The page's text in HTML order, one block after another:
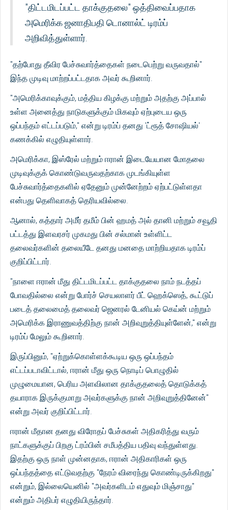
"திட்டமிடப்பட்ட தாக்குதலை" ஒத்திவைப்பதாக
அமெரிக்க ஜனாதிபதி டொனால்ட் டிரம்ப்
அறிவித்துள்ளார்.
"தற்போது தீவிர பேச்சுவார்த்தைகள் நடைபெற்று வருவதால்"
இந்த முடிவு மாற்றப்பட்டதாக அவர் கூறினார்.
"அமெரிக்காவுக்கும், மத்திய கிழக்கு மற்றும் அதற்கு அப்பால்
உள்ள அனைத்து நாடுகளுக்கும் மிகவும் ஏற்புடைய ஒரு
ஒப்பந்தம் எட்டப்படும்," என்று டிரம்ப் தனது 'ட்ரூத் சோஷியல்'
கணக்கில் எழுதியுள்ளார்.
அமெரிக்கா, இஸ்ரேல் மற்றும் ஈரான் இடையேயான மோதலை
முடிவுக்குக் கொண்டுவருவதற்காக முடங்கியுள்ள
பேச்சுவார்த்தைகளில் ஏதேனும் முன்னேற்றம் ஏற்பட்டுள்ளதா
என்பது தெளிவாகத் தெரியவில்லை.
ஆனால், கத்தார் அமீர் தமீம் பின் ஹமத் அல் தானி மற்றும் சவூதி
பட்டத்து இளவரசர் முகமது பின் சல்மான் உள்ளிட்ட
தலைவர்களின் தலையீடே தனது மனதை மாற்றியதாக டிரம்ப்
குறிப்பிட்டார்.
"நாளை ஈரான் மீது திட்டமிடப்பட்ட தாக்குதலை நாம் நடத்தப்
போவதில்லை என்று போர்ச் செயலாளர் பீட் ஹெக்ஸெத், கூட்டுப்
படைத் தலைமைத் தலைவர் ஜெனரல் டேனியல் கெய்ன் மற்றும்
அமெரிக்க இராணுவத்திற்கு நான் அறிவுறுத்தியுள்ளேன்," என்று
டிரம்ப் மேலும் கூறினார்.
இருப்பினும், "ஏற்றுக்கொள்ளக்கூடிய ஒரு ஒப்பந்தம்
எட்டப்படாவிட்டால், ஈரான் மீது ஒரு நொடிப் பொழுதில்
முழுமையான, பெரிய அளவிலான தாக்குதலைத் தொடுக்கத்
தயாராக இருக்குமாறு அவர்களுக்கு நான் அறிவுறுத்தினேன்"
என்று அவர் குறிப்பிட்டார்.
ஈரான் மீதான தனது விரோதப் பேச்சுகள் அதிகரித்து வரும்
நாட்களுக்குப் பிறகு ட்ரம்பின் சமீபத்திய பதிவு வந்துள்ளது.
இதற்கு ஒரு நாள் முன்னதாக, ஈரான் அதிகாரிகள் ஒரு
ஒப்பந்தத்தை எட்டுவதற்கு "நேரம் விரைந்து கொண்டிருக்கிறது"
என்றும், இல்லையெனில் "அவர்களிடம் எதுவும் மிஞ்சாது"
என்றும் அதிபர் எழுதியிருந்தார்.